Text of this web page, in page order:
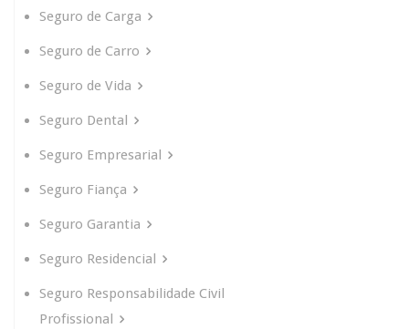
Seguro de Carga
Seguro de Carro
Seguro de Vida
Seguro Dental
Seguro Empresarial
Seguro Fiança
Seguro Garantia
Seguro Residencial
Seguro Responsabilidade Civil
Profissional